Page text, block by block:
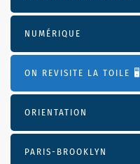
NUMÉRIQUE
ON REVISITE LA TOILE 🖥️
ORIENTATION
PARIS-BROOKLYN